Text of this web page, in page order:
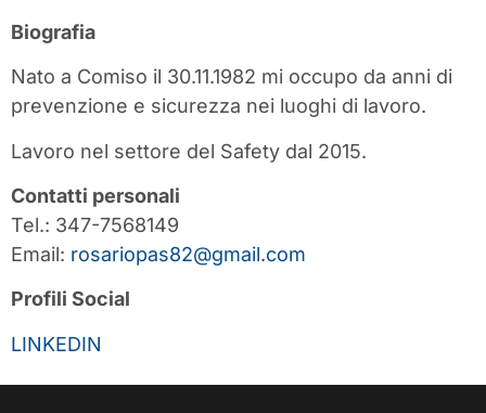
Biografia
Nato a Comiso il 30.11.1982 mi occupo da anni di
prevenzione e sicurezza nei luoghi di lavoro.
Lavoro nel settore del Safety dal 2015.
Contatti personali
Tel.: 347-7568149
Email: rosariopas82@gmail.com
Profili Social
LINKEDIN